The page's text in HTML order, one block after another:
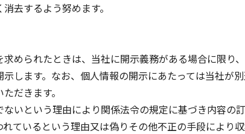
去するよう努めます。
められたときは、当社に開示義務がある場合に限り
します。なお、個人情報の開示にあたっては当社が
だきます。
いという理由により関係法令の規定に基づき内容の
ているという理由又は偽りその他不正の手段により